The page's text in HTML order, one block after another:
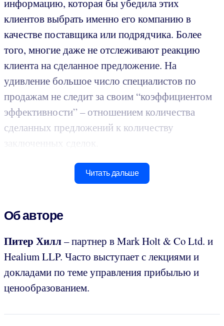
информацию, которая бы убедила этих
клиентов выбрать именно его компанию в
качестве поставщика или подрядчика. Более
того, многие даже не отслеживают реакцию
клиента на сделанное предложение. На
удивление большое число специалистов по
продажам не следит за своим “коэффициентом
эффективности” – отношением количества
сделанных предложений к количеству
Читать дальше
Об авторе
Питер Хилл– партнер в Mark Holt & Co Ltd. и
Healium LLP. Часто выступает с лекциями и
докладами по теме управления прибылью и
ценообразованием.